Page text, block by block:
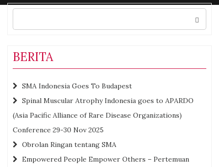
Search
BERITA
SMA Indonesia Goes To Budapest
Spinal Muscular Atrophy Indonesia goes to APARDO
(Asia Pacific Alliance of Rare Disease Organizations)
Conference 29-30 Nov 2025
Obrolan Ringan tentang SMA
Empowered People Empower Others – Pertemuan